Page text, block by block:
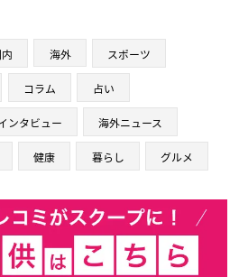
海外 スポーツ
コラム 占い
ンタビュー 海外ニュース
健康 暮らし グルメ